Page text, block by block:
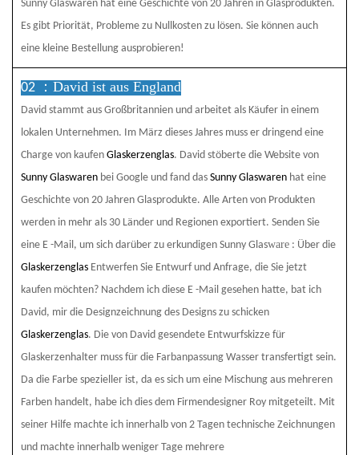
Sunny Glaswaren hat eine Geschichte von 20 Jahren in Glasprodukten.
Es gibt Priorität, Probleme zu Nullkosten zu lösen. Sie können auch
eine kleine Bestellung ausprobieren!
02 ： David ist aus England
David stammt aus Großbritannien und arbeitet als Käufer in einem
lokalen Unternehmen. Im März dieses Jahres muss er dringend eine
Charge von kaufen Glaskerzenglas. David stöberte die Website von
Sunny Glaswaren bei Google und fand das Sunny Glaswaren hat eine
Geschichte von 20 Jahren Glasprodukte. Alle Arten von Produkten
werden in mehr als 30 Länder und Regionen exportiert. Senden Sie
eine E -Mail, um sich darüber zu erkundigen Sunny Glasware : Über die
Glaskerzenglas Entwerfen Sie Entwurf und Anfrage, die Sie jetzt
kaufen möchten? Nachdem ich diese E -Mail gesehen hatte, bat ich
David, mir die Designzeichnung des Designs zu schicken
Glaskerzenglas. Die von David gesendete Entwurfskizze für
Glaskerzenhalter muss für die Farbanpassung Wasser transfertigt sein.
Da die Farbe spezieller ist, da es sich um eine Mischung aus mehreren
Farben handelt, habe ich dies dem Firmendesigner Roy mitgeteilt. Mit
seiner Hilfe machte ich innerhalb von 2 Tagen technische Zeichnungen
und machte innerhalb weniger Tage mehrere